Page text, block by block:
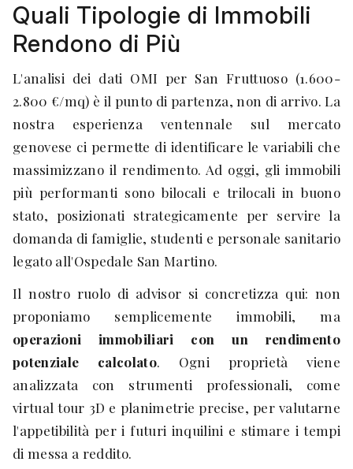
Quali Tipologie di Immobili
Rendono di Più
L'analisi dei dati OMI per San Fruttuoso (1.600-
2.800 €/mq) è il punto di partenza, non di arrivo. La
nostra esperienza ventennale sul mercato
genovese ci permette di identificare le variabili che
massimizzano il rendimento. Ad oggi, gli immobili
più performanti sono bilocali e trilocali in buono
stato, posizionati strategicamente per servire la
domanda di famiglie, studenti e personale sanitario
legato all'Ospedale San Martino.
Il nostro ruolo di advisor si concretizza qui: non
proponiamo semplicemente immobili, ma
operazioni immobiliari con un rendimento
potenziale calcolato. Ogni proprietà viene
analizzata con strumenti professionali, come
virtual tour 3D e planimetrie precise, per valutarne
l'appetibilità per i futuri inquilini e stimare i tempi
di messa a reddito.